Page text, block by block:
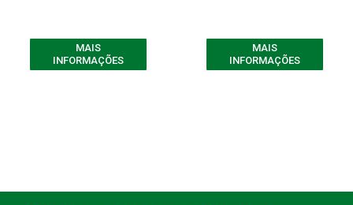
MAIS
INFORMAÇÕES
MAIS
INFORMAÇÕES